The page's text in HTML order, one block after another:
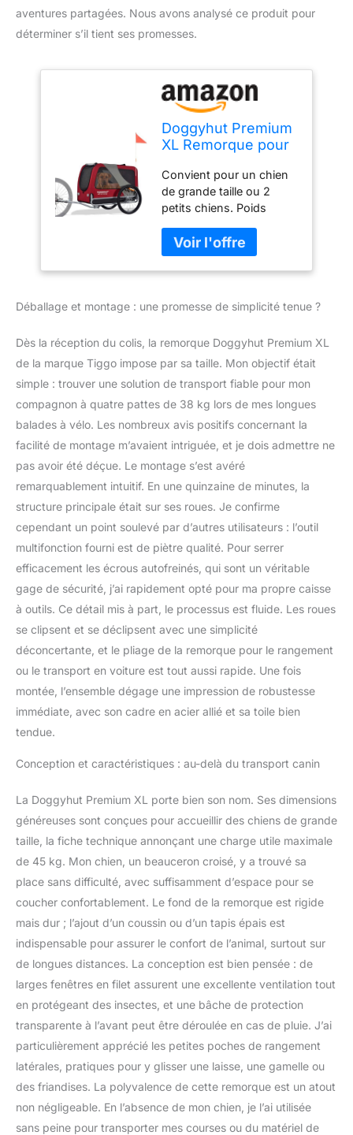
aventures partagées. Nous avons analysé ce produit pour
déterminer s’il tient ses promesses.
Doggyhut Premium
XL Remorque pour
remorque vélo pour
Chien 45 kg Centre
de gravité Bas
(Rouge)
Convient pour un chien
de grande taille ou 2
petits chiens. Poids
de sol renforcé.
Contrairement à d'autres
remorques de vélo avec
instable, le sol renforcé
excellent soutien dont
les chiens ont besoin
pour se lever, s'asseoir
ou se coucher pendant
le trajet. La porte avant
comprend une couche
de moustiquaire zippée
et un toit ouvrant zippé
pour que la tête du chien
sorte. 20" air-filled tires
for smooth ride
S'assemble en quelques
pour un rangement et un
transport faciles
Déballage et montage : une promesse de simplicité tenue ?
Dès la réception du colis, la remorque Doggyhut Premium XL
de la marque Tiggo impose par sa taille. Mon objectif était
simple : trouver une solution de transport fiable pour mon
compagnon à quatre pattes de 38 kg lors de mes longues
balades à vélo. Les nombreux avis positifs concernant la
facilité de montage m’avaient intriguée, et je dois admettre ne
pas avoir été déçue. Le montage s’est avéré
remarquablement intuitif. En une quinzaine de minutes, la
structure principale était sur ses roues. Je confirme
cependant un point soulevé par d’autres utilisateurs : l’outil
multifonction fourni est de piètre qualité. Pour serrer
efficacement les écrous autofreinés, qui sont un véritable
gage de sécurité, j’ai rapidement opté pour ma propre caisse
à outils. Ce détail mis à part, le processus est fluide. Les roues
se clipsent et se déclipsent avec une simplicité
déconcertante, et le pliage de la remorque pour le rangement
ou le transport en voiture est tout aussi rapide. Une fois
montée, l’ensemble dégage une impression de robustesse
immédiate, avec son cadre en acier allié et sa toile bien
tendue.
Conception et caractéristiques : au-delà du transport canin
La Doggyhut Premium XL porte bien son nom. Ses dimensions
généreuses sont conçues pour accueillir des chiens de grande
taille, la fiche technique annonçant une charge utile maximale
de 45 kg. Mon chien, un beauceron croisé, y a trouvé sa
place sans difficulté, avec suffisamment d’espace pour se
coucher confortablement. Le fond de la remorque est rigide
mais dur ; l’ajout d’un coussin ou d’un tapis épais est
indispensable pour assurer le confort de l’animal, surtout sur
de longues distances. La conception est bien pensée : de
larges fenêtres en filet assurent une excellente ventilation tout
en protégeant des insectes, et une bâche de protection
transparente à l’avant peut être déroulée en cas de pluie. J’ai
particulièrement apprécié les petites poches de rangement
latérales, pratiques pour y glisser une laisse, une gamelle ou
des friandises. La polyvalence de cette remorque est un atout
non négligeable. En l’absence de mon chien, je l’ai utilisée
sans peine pour transporter mes courses ou du matériel de